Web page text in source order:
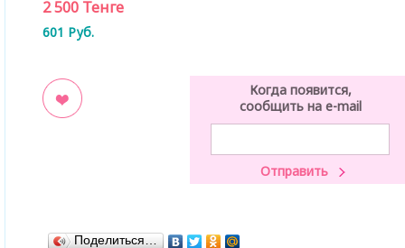
2 500 Тенге
601 Руб.
Когда появится,
сообщить на e-mail
Поделиться…